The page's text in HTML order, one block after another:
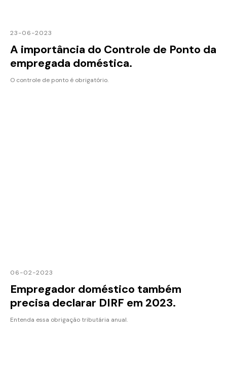
23-06-2023
A importância do Controle de Ponto da
empregada doméstica.
O controle de ponto é obrigatório.
06-02-2023
Empregador doméstico também
precisa declarar DIRF em 2023.
Entenda essa obrigação tributária anual.